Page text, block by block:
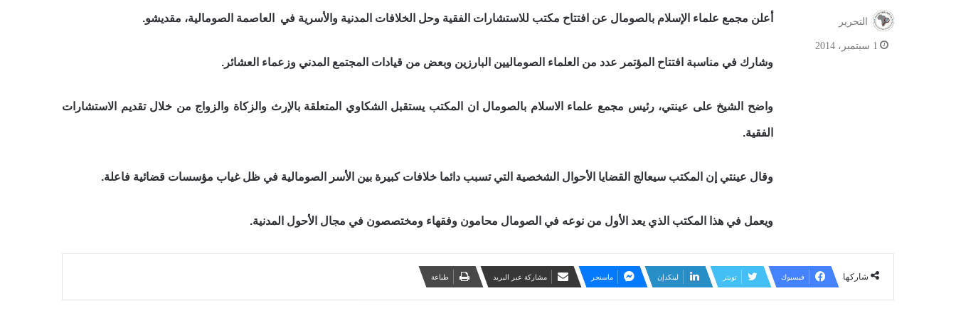
أعلن مجمع علماء الإسلام بالصومال عن افتتاح مكتب للاستشارات الفقية وحل الخلافات المدنية والأسرية في العاصمة الصومالية، مقديشو.
وشارك في مناسبة افتتاح المؤتمر عدد من العلماء الصوماليين البارزين وبعض من قيادات المجتمع المدني وزعماء العشائر.
واضح الشيخ على عينتي، رئيس مجمع علماء الاسلام بالصومال ان المكتب يستقبل الشكاوي المتعلقة بالإرث والزكاة والزواج من خلال تقديم الاستشارات
الفقية.
وقال عينتي إن المكتب سيعالج القضايا الأحوال الشخصية التي تسبب دائما خلافات كبيرة بين الأسر الصومالية في ظل غياب مؤسسات قضائية فاعلة.
ويعمل في هذا المكتب الذي يعد الأول من نوعه في الصومال محامون وفقهاء ومختصصون في مجال الأحول المدنية.
التحرير
1 سبتمبر، 2014
شاركها فيسبوك تويتر لينكدإن ماسنجر مشاركة عبر البريد طباعة